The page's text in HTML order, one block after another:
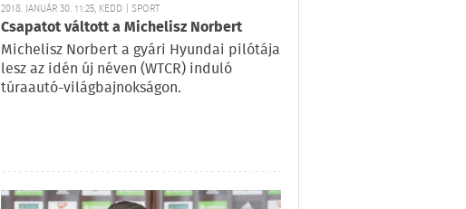
2018. JANUÁR 30. 11:25, KEDD | SPORT
Csapatot váltott a Michelisz Norbert
Michelisz Norbert a gyári Hyundai pilótája
lesz az idén új néven (WTCR) induló
túraautó-világbajnokságon.